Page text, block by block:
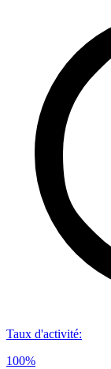
Taux d'activité:
100%